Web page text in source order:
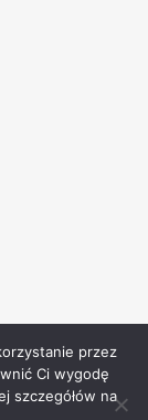
przez
Ci wygodę
szczegółów na